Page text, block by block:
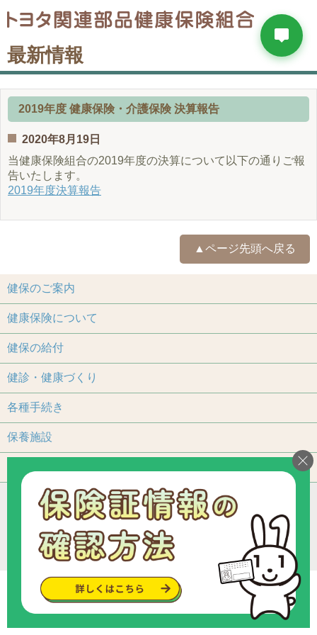
最新情報
2019年度 健康保険・介護保険 決算報告
2020年8月19日
当健康保険組合の2019年度の決算について以下の通りご報
告いたします。
2019年度決算報告
▲ページ先頭へ戻る
健保のご案内
健康保険について
健保の給付
健診・健康づくり
各種手続き
保養施設
アクセス
個人情報保護について
加入事業所一覧
リンク
組合カレンダー
お問い合わせ・ご意見
サイトマップ
ご利用いただくにあたって
Copyright © since 2013 トヨタ関連部品健康保険組合